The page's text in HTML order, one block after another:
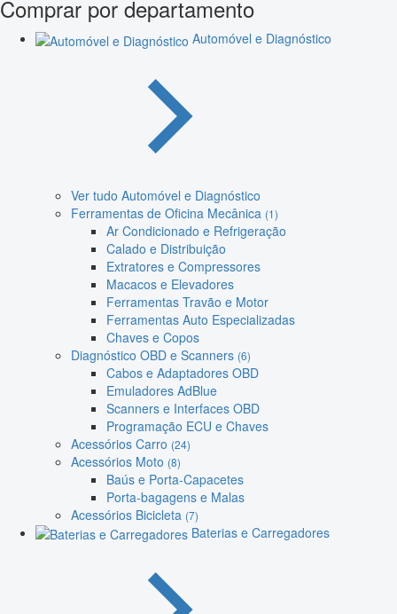
Comprar por departamento
Automóvel e Diagnóstico
Ver tudo Automóvel e Diagnóstico
Ferramentas de Oficina Mecânica (1)
Ar Condicionado e Refrigeração
Calado e Distribuição
Extratores e Compressores
Macacos e Elevadores
Ferramentas Travão e Motor
Ferramentas Auto Especializadas
Chaves e Copos
Diagnóstico OBD e Scanners (6)
Cabos e Adaptadores OBD
Emuladores AdBlue
Scanners e Interfaces OBD
Programação ECU e Chaves
Acessórios Carro (24)
Acessórios Moto (8)
Baús e Porta-Capacetes
Porta-bagagens e Malas
Acessórios Bicicleta (7)
Baterias e Carregadores